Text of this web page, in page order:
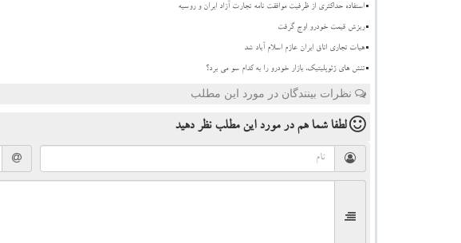
استفاده حداکثری از ظرفیت موافقت نامه تجارت آزاد ایران و روسیه
ریزش قیمت خودرو اوج گرفت
هیات تجاری اتاق ایران عازم اسلام آباد شد
تنش های ژئوپلیتیک، بازار خودرو را به کدام سو می برد؟
نظرات بینندگان در مورد این مطلب
لطفا شما همدر مورد این مطلب نظر دهید